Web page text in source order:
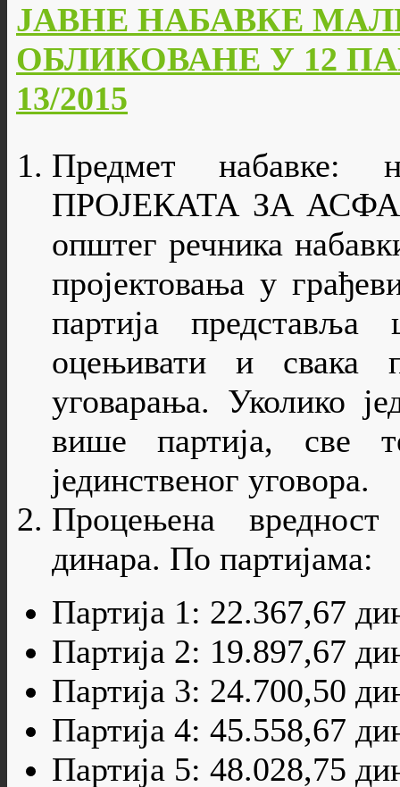
ЈАВНЕ НАБАВКЕ
ОБЛИКОВАНЕ У 12
13/2015
Предмет набавке:
ПРОЈЕКАТА ЗА
општег речника
пројектовања у
партија
оцењивати и свака
уговарања. Уколико
више партија, све
јединственог уговора.
Процењена
динара. По партијама:
Партија 1: 22.367,67
Партија 2: 19.897,67
Партија 3: 24.700,50
Партија 4: 45.558,67
Партија 5: 48.028,75